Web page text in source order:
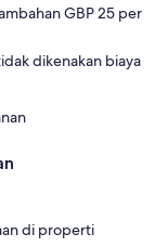
GBP 25 per
dikenakan biaya
di properti